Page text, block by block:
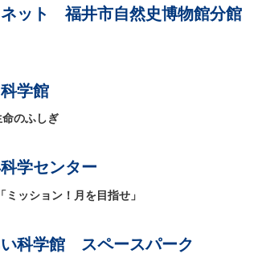
ット 福井市自然史博物館分館
学館
のふしぎ
学センター
ッション！月を目指せ」
科学館 スペースパーク